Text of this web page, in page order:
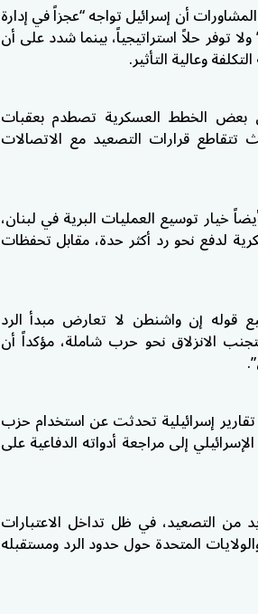
في المشاورات أن إسرائيل تواجه “عجزاً في إدارة
توفر حلاً استراتيجياً، بينما شدد على أن
وعالية التأثير.
بعض الخطط العسكرية تصطدم بعقبات
تتقاطع قرارات التصعيد مع الاتصالات
تدرس أيضاً خيار توسيع العمليات البرية في لبنان،
لدفع نحو رد أكثر حدة، مقابل تحفظات
قوله إن واشنطن لا تعارض مبدأ الرد
الانزلاق نحو حرب شاملة، مؤكداً أن
إسرائيلية تحدثت عن استخدام حزب
إلى مراجعة أدواته الدفاعية على
من التصعيد، في ظل تداخل الاعتبارات
المتحدة حول حدود الرد ومستقبله